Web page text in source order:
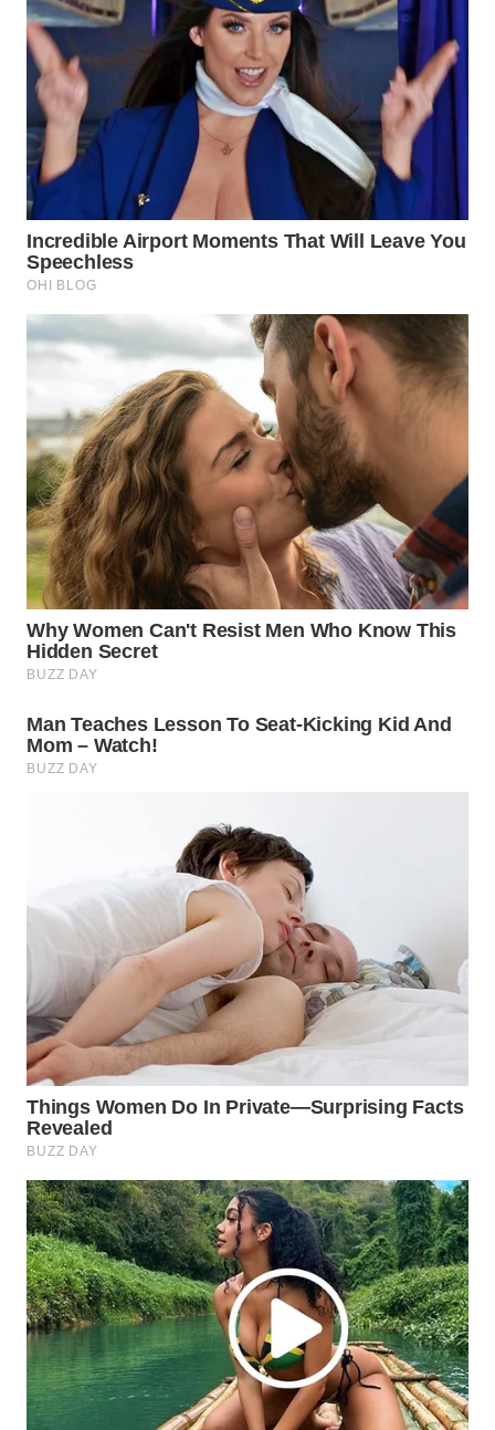
INDRAMAYU
WN
KUNINGAN
MAJALENGKA
WN
WN
WN
PURWAKARTA
WN
PRIANGAN
TIMUR
WN
SEMARANG
WN
SOLO
MADURA
WN
SURABAYA
WN
NATUNA
WN
BINTAN
WN
MANDALIKA
WN
LIKUPANG
WN
LABUANBAJO